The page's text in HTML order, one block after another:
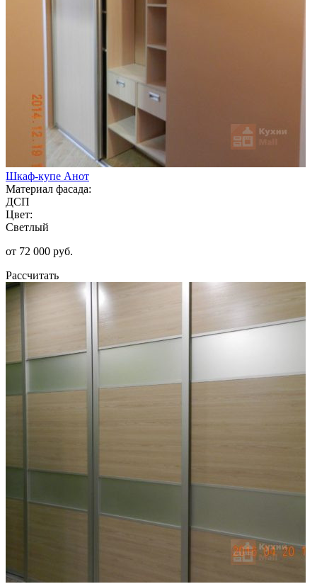
Шкаф-купе Анот
Материал фасада:
ДСП
Цвет:
Светлый
от 72 000 руб.
Рассчитать